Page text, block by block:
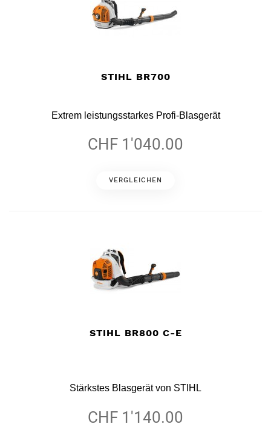
STIHL BR700
Extrem leistungsstarkes Profi-Blasgerät
CHF 1'040.00
VERGLEICHEN
STIHL BR800 C-E
Stärkstes Blasgerät von STIHL
CHF 1'140.00